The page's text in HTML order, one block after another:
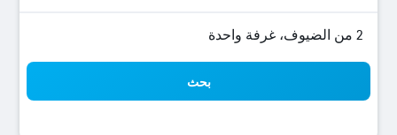
2 من الضيوف، غرفة واحدة
بحث